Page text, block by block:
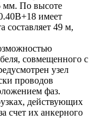
мм. По высоте
имеет
49 м,
совмещенного с
узел
проводов
фаз.
действующих
счет их анкерного